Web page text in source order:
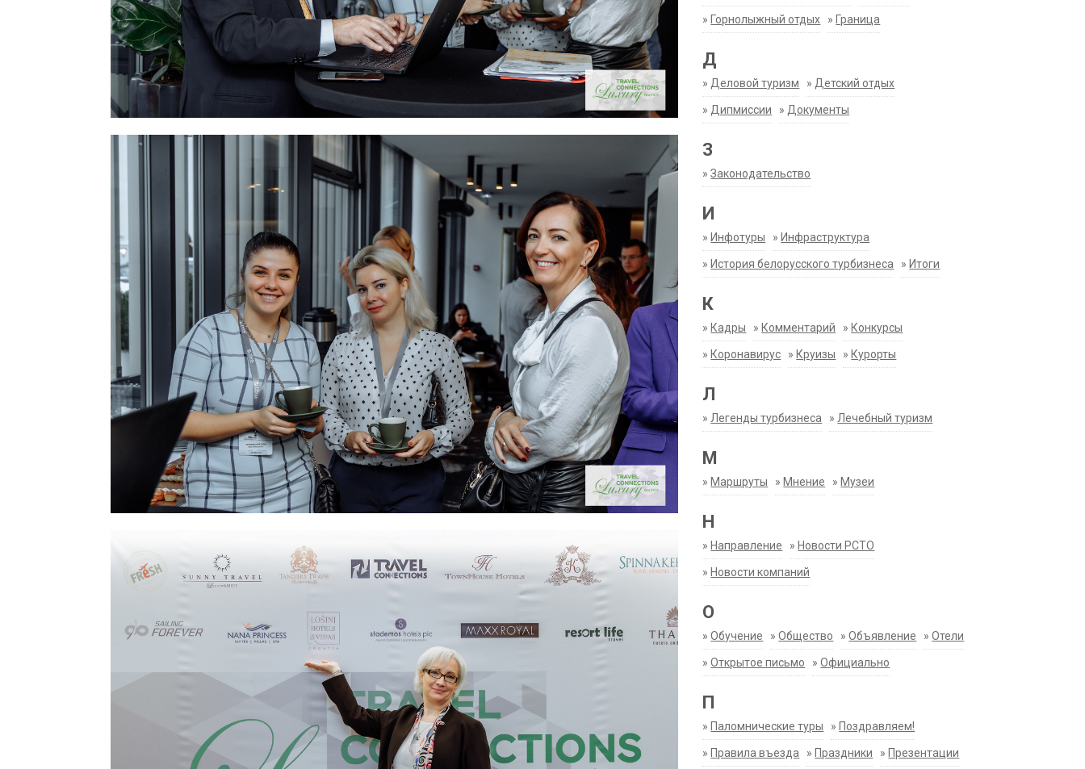
» Горнолыжный отдых » Граница
Д
» Деловой туризм » Детский отдых
» Дипмиссии » Документы
З
»Законодательство
И
» Инфотуры » Инфраструктура
» История белорусского турбизнеса » Итоги
К
» Кадры » Комментарий » Конкурсы
» Коронавирус » Круизы » Курорты
Л
» Легенды турбизнеса » Лечебный туризм
М
» Маршруты » Мнение » Музеи
Н
» Направление » Новости РСТО
» Новости компаний
О
»Обучение »Общество »Объявление »Отели
»Открытое письмо »Официально
П
» Паломнические туры » Поздравляем!
» Правила въезда » Праздники » Презентации